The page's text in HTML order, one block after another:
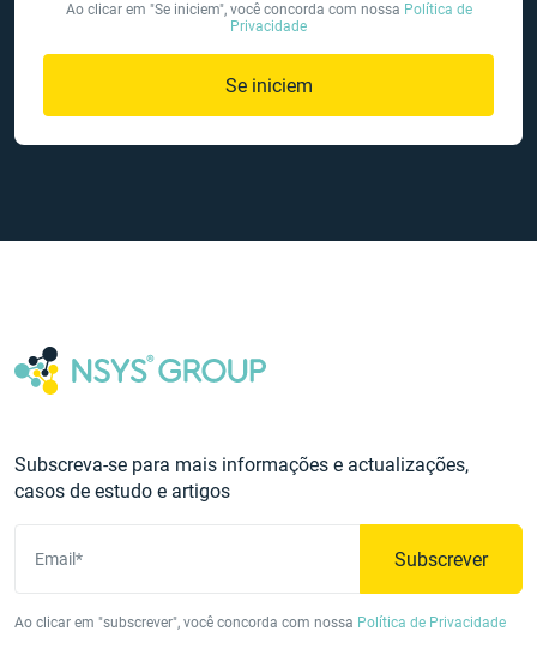
Ao clicar em "Se iniciem", você concorda com nossa Política de
Privacidade
Se iniciem
Subscreva-se para mais informações e actualizações,
casos de estudo e artigos
Email* Subscrever
Ao clicar em "subscrever", você concorda com nossa Política de Privacidade